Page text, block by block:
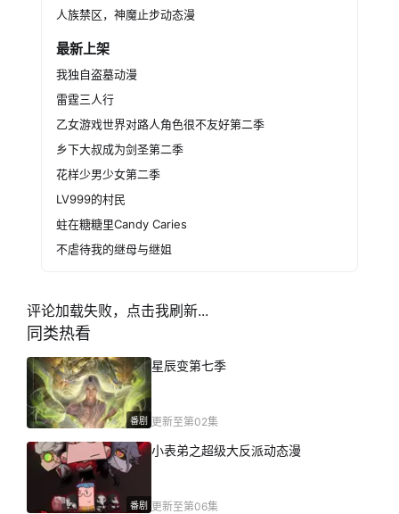
人族禁区，神魔止步动态漫
最新上架
我独自盗墓动漫
雷霆三人行
乙女游戏世界对路人角色很不友好第二季
乡下大叔成为剑圣第二季
花样少男少女第二季
LV999的村民
蛀在糖糖里Candy Caries
不虐待我的继母与继姐
评论加载失败，点击我刷新...
同类热看
番剧
星辰变第七季
更新至第02集
番剧
小表弟之超级大反派动态漫
更新至第06集